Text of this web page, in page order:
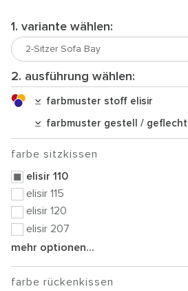
1. variante wählen:
2. ausführung wählen:
farbmuster stoff elisir
farbmuster gestell / geflecht
farbe sitzkissen
elisir 110
elisir 115
elisir 120
elisir 207
mehr optionen...
farbe rückenkissen